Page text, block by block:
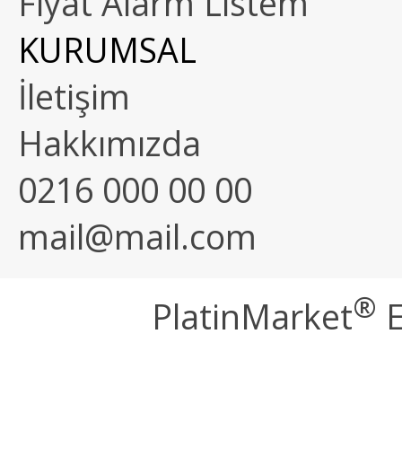
KURUMSAL
İletişim
Hakkımızda
0216 000 00 00
mail@mail.com
PlatinMarket®